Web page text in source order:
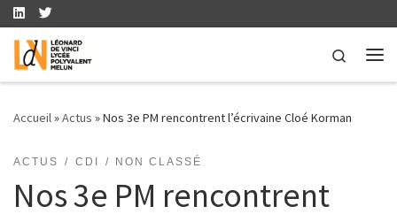
Skip to content
Search
Accueil»Actus »Nos 3e PM rencontrent l’écrivaine Cloé Korman
ACTUS CDI NON CLASSÉ
Nos 3e PM rencontrent